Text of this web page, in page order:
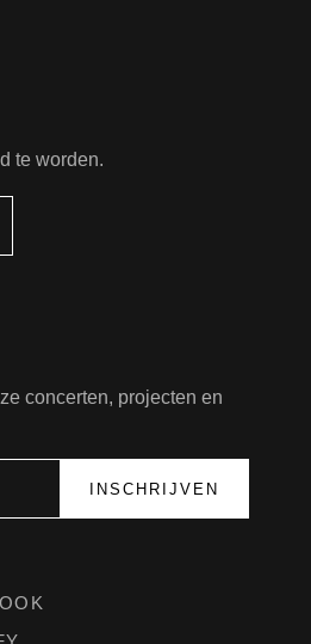
concerten, projecten en
te worden.